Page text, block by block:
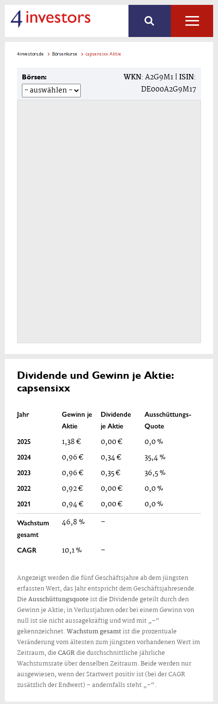
4investors.de Börsenkurse capsensixx Aktie
Börsen: WKN: A2G9M1 | ISIN:
DE000A2G9M17
Dividende und Gewinn je Aktie:
capsensixx
Jahr
Gewinn je
Aktie
Dividende
je Aktie
Ausschüttungs-
Quote
2025
1,38 € 0,00 € 0,0 %
2024 0,96 € 0,34 € 35,4 %
2023 0,96 € 0,35 € 36,5 %
2022 0,92 € 0,00 € 0,0 %
2021 0,94 € 0,00 € 0,0 %
Wachstum
gesamt
46,8 % –
CAGR 10,1 % –
Angezeigt werden die fünf Geschäftsjahre ab dem jüngsten
erfassten Wert, das Jahr entspricht dem Geschäftsjahresende.
DieAusschüttungsquoteist die Dividende geteilt durch den
Gewinn je Aktie; in Verlustjahren oder bei einem Gewinn von
null ist sie nicht aussagekräftig und wird mit „–“
gekennzeichnet.Wachstum gesamtist die prozentuale
Veränderung vom ältesten zum jüngsten vorhandenen Wert im
Zeitraum, dieCAGRdie durchschnittliche jährliche
Wachstumsrate über denselben Zeitraum. Beide werden nur
ausgewiesen, wenn der Startwert positiv ist (bei der CAGR
zusätzlich der Endwert) – andernfalls steht „–“.